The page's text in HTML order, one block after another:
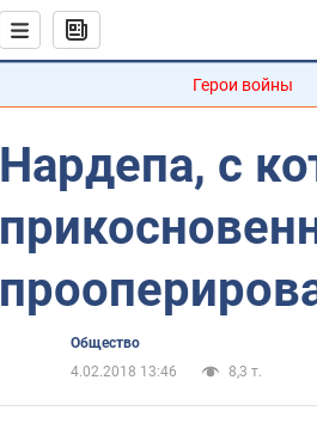
Герои войны
Нардепа, с
Общество
4.02.2018 13:46
8,3 т.